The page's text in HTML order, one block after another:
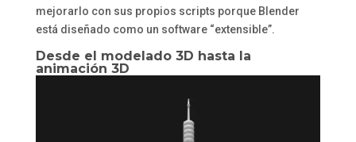
mejorarlo con sus propios scripts porque Blender
está diseñado como un software “extensible”.
Desde el modelado 3D hasta la
animación 3D